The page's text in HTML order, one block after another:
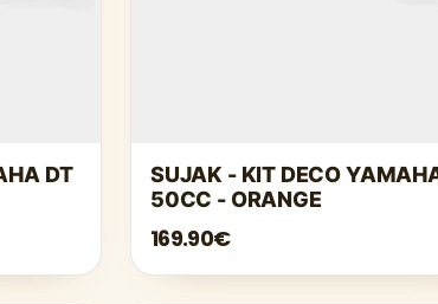
DT
SUJAK - KIT DECO
50CC - ORANGE
169.90€